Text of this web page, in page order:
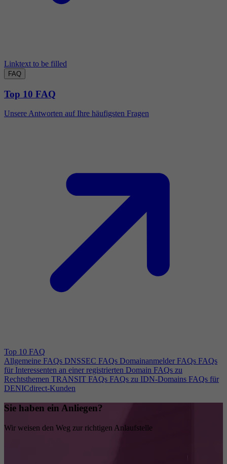
Linktext to be filled
FAQ
Top 10 FAQ
Unsere Antworten auf Ihre häufigsten Fragen
Top 10 FAQ
Allgemeine FAQs DNSSEC FAQs Domainanmelder FAQs FAQs
für Interessenten an einer registrierten Domain FAQs zu
Rechtsthemen TRANSIT FAQs FAQs zu IDN-Domains FAQs für
DENICdirect-Kunden
Sie haben ein Anliegen?
Wir weisen den Weg zur richtigen Anlaufstelle